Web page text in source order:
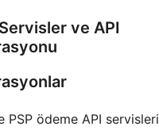
ve API
PSP ödeme API servisleri